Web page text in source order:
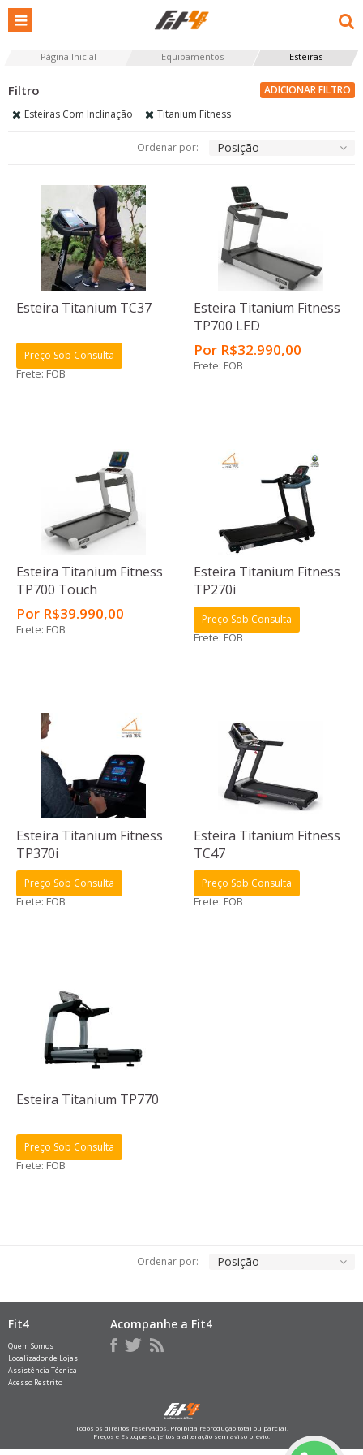
Página Inicial Equipamentos Esteiras
ADICIONAR FILTRO
Esteiras Com Inclinação
Titanium Fitness
Ordenar por: Posição
Esteira Titanium TC37
Preço Sob Consulta
Frete: FOB
Esteira Titanium Fitness
TP700 LED
Por R$32.990,00
Frete: FOB
Esteira Titanium Fitness
TP700 Touch
Por R$39.990,00
Frete: FOB
Esteira Titanium Fitness
TP270i
Preço Sob Consulta
Frete: FOB
Esteira Titanium Fitness
TP370i
Preço Sob Consulta
Frete: FOB
Esteira Titanium Fitness
TC47
Preço Sob Consulta
Frete: FOB
Esteira Titanium TP770
Preço Sob Consulta
Frete: FOB
Ordenar por: Posição
Fit4
Quem Somos
Localizador de Lojas
Assistência Técnica
Acesso Restrito
Acompanhe a Fit4
Todos os direitos reservados. Proibida reprodução total ou parcial.
Preços e Estoque sujeitos a alteração sem aviso prévio.